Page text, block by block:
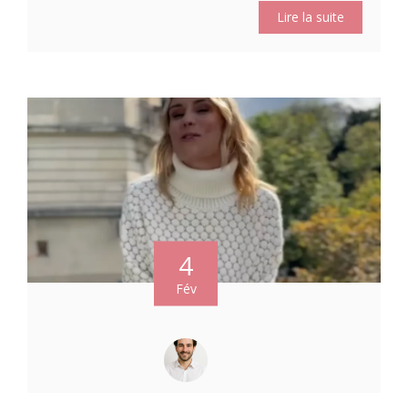
Lire la suite
4
Fév